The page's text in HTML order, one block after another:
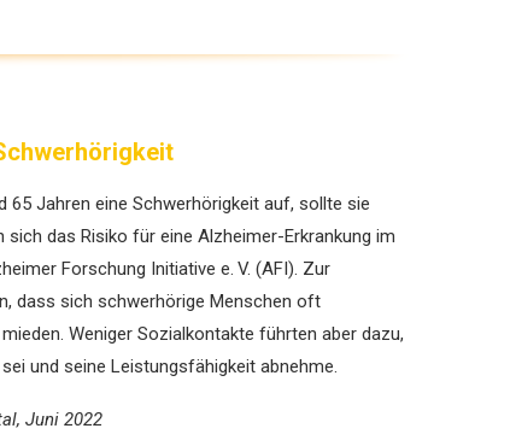
65 Jahren eine Schwer­hörigkeit auf, sollte sie
das Risiko für eine Alzheimer-Erkrankung im
Forschung Initiative e. V. (AFI). Zur
dass sich schwer­hörige Menschen oft
Weniger Sozialkontakte führten aber dazu,
und seine Leistungsfähigkeit abnehme.
Juni 2022